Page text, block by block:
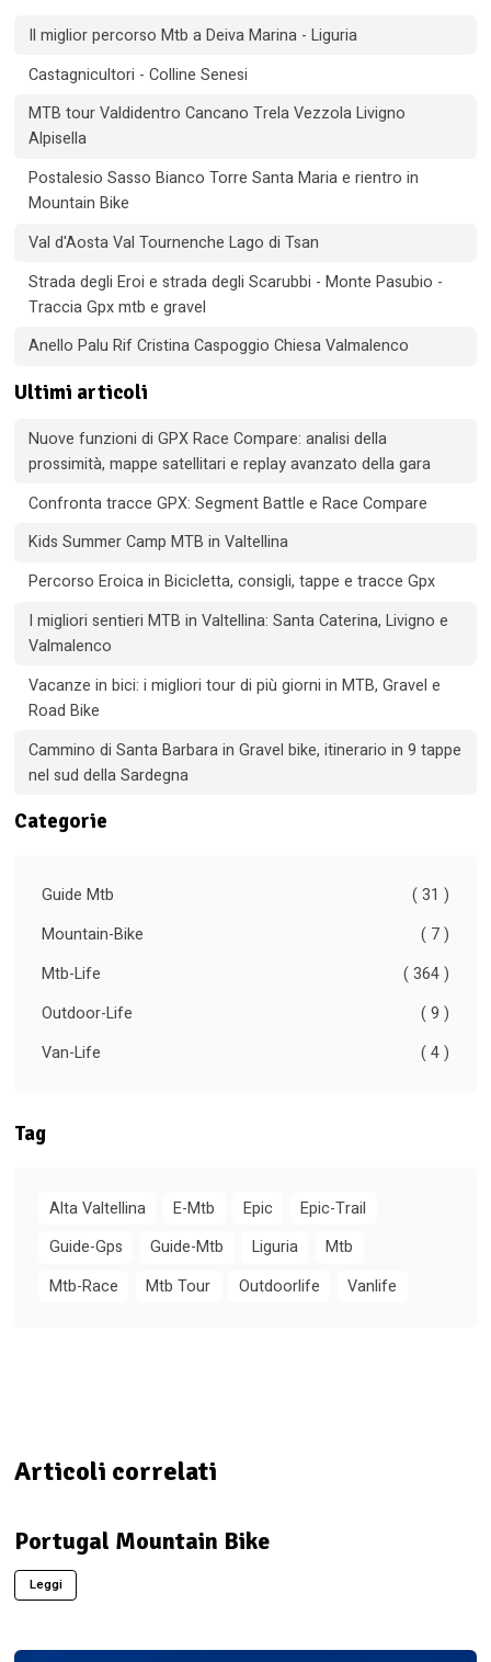
Il miglior percorso Mtb a Deiva Marina - Liguria
Castagnicultori - Colline Senesi
MTB tour Valdidentro Cancano Trela Vezzola Livigno
Alpisella
Postalesio Sasso Bianco Torre Santa Maria e rientro in
Mountain Bike
Val d'Aosta Val Tournenche Lago di Tsan
Strada degli Eroi e strada degli Scarubbi - Monte Pasubio -
Traccia Gpx mtb e gravel
Anello Palu Rif Cristina Caspoggio Chiesa Valmalenco
Ultimi articoli
Nuove funzioni di GPX Race Compare: analisi della
prossimità, mappe satellitari e replay avanzato della gara
Confronta tracce GPX: Segment Battle e Race Compare
Kids Summer Camp MTB in Valtellina
Percorso Eroica in Bicicletta, consigli, tappe e tracce Gpx
I migliori sentieri MTB in Valtellina: Santa Caterina, Livigno e
Valmalenco
Vacanze in bici: i migliori tour di più giorni in MTB, Gravel e
Road Bike
Cammino di Santa Barbara in Gravel bike, itinerario in 9 tappe
nel sud della Sardegna
Categorie
Guide Mtb
( 31 )
Mountain-Bike
( 7 )
Mtb-Life
( 364 )
Outdoor-Life
( 9 )
Van-Life
( 4 )
Tag
Alta Valtellina E-Mtb Epic
Epic-Trail
Guide-Gps
Guide-Mtb Liguria
Mtb
Mtb-Race
Mtb Tour Outdoorlife Vanlife
Articoli correlati
Portugal Mountain Bike
Leggi